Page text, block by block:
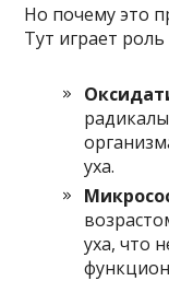
Но почему это
Тут играет
уха.
уха, что